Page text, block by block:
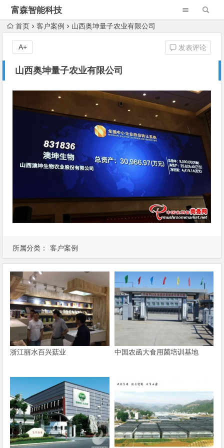
富森智能科技
首页 客户案例 山西奥坤量子农业有限公司
山西奥坤量子农业有限公司
发表评论
A+
所属分类： 客户案例
浙江丽水百兴菇业 中国农函大食用菌培训基地